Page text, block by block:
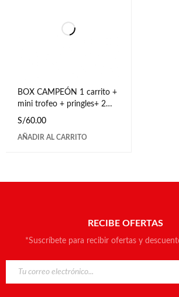
BOX CAMPEÓN 1 carrito +
mini trofeo + pringles+ 2
chocolates + tarjeta
S/60.00
AÑADIR AL CARRITO
RECIBE OFERTAS
*Suscríbete para recibir ofertas y